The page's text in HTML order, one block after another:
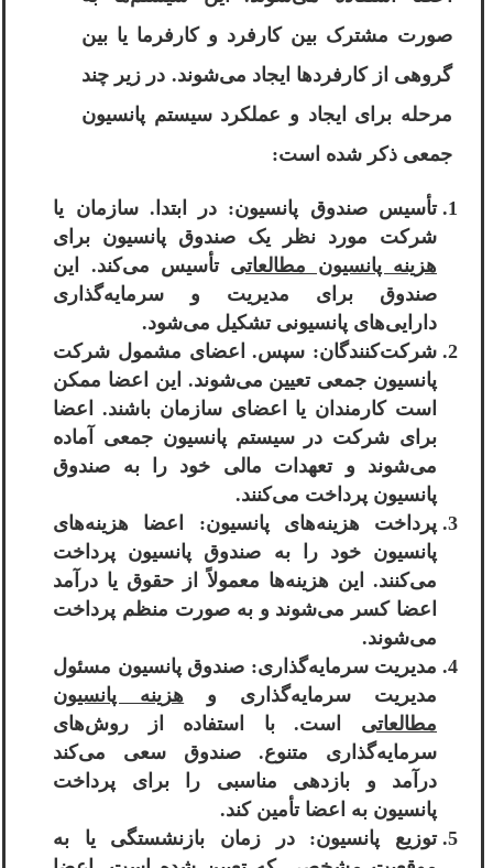
صورت مشترک بین کارفرد و کارفرما یا بین
گروهی از کارفردها ایجاد می‌شوند. در زیر چند
مرحله برای ایجاد و عملکرد سیستم پانسیون
جمعی ذکر شده است:
تأسیس صندوق پانسیون: در ابتدا. سازمان یا
شرکت مورد نظر یک صندوق پانسیون برای
هزینه پانسیون مطالعاتی تأسیس می‌کند. این
صندوق برای مدیریت و سرمایه‌گذاری
دارایی‌های پانسیونی تشکیل می‌شود.
شرکت‌کنندگان: سپس. اعضای مشمول شرکت
پانسیون جمعی تعیین می‌شوند. این اعضا ممکن
است کارمندان یا اعضای سازمان باشند. اعضا
برای شرکت در سیستم پانسیون جمعی آماده
می‌شوند و تعهدات مالی خود را به صندوق
پانسیون پرداخت می‌کنند.
پرداخت هزینه‌های پانسیون: اعضا هزینه‌های
پانسیون خود را به صندوق پانسیون پرداخت
می‌کنند. این هزینه‌ها معمولاً از حقوق یا درآمد
اعضا کسر می‌شوند و به صورت منظم پرداخت
می‌شوند.
مدیریت سرمایه‌گذاری: صندوق پانسیون مسئول
مدیریت سرمایه‌گذاری و هزینه پانسیون
مطالعاتی است. با استفاده از روش‌های
سرمایه‌گذاری متنوع. صندوق سعی می‌کند
درآمد و بازدهی مناسبی را برای پرداخت
پانسیون به اعضا تأمین کند.
توزیع پانسیون: در زمان بازنشستگی یا به